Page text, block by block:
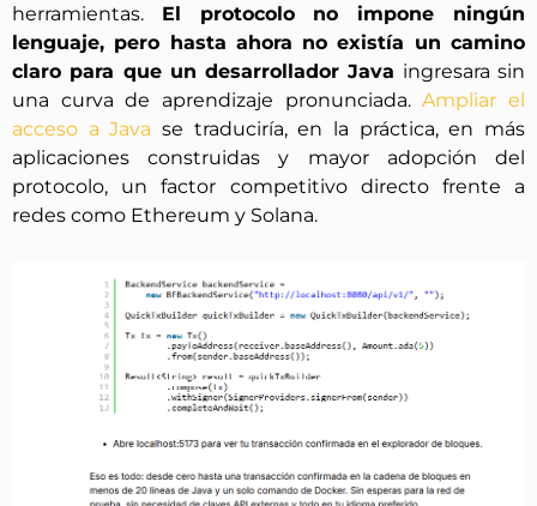
herramientas. El protocolo no impone ningún
lenguaje, pero hasta ahora no existía un camino
claro para que un desarrollador Java ingresara sin
una curva de aprendizaje pronunciada.Ampliar el
acceso a Java se traduciría, en la práctica, en más
aplicaciones construidas y mayor adopción del
protocolo, un factor competitivo directo frente a
redes como Ethereum y Solana.